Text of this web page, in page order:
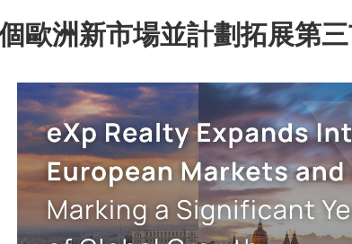
洲新市場並計劃拓展第